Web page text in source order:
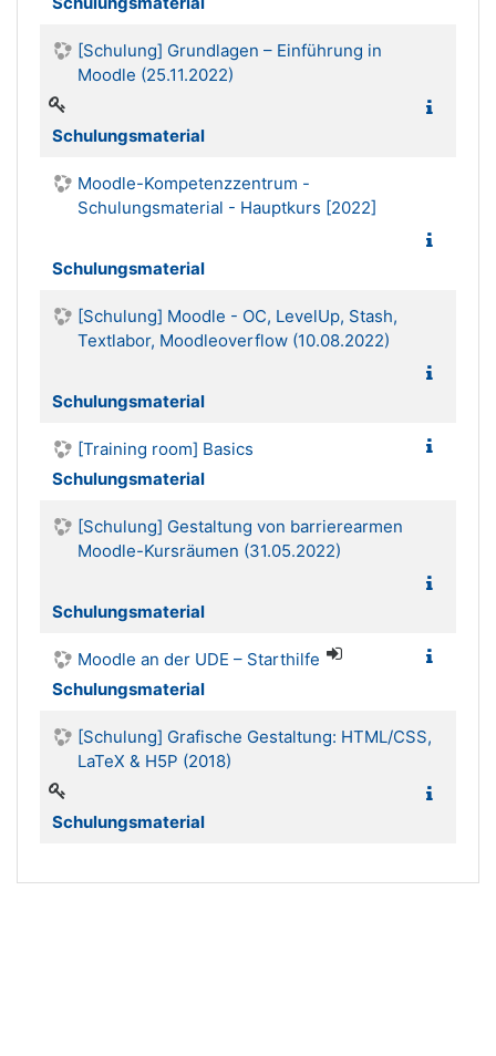
[Schulung] Grundlagen – Einführung in
Moodle (25.11.2022)
Schulungsmaterial
Moodle-Kompetenzzentrum -
Schulungsmaterial - Hauptkurs [2022]
Schulungsmaterial
[Schulung] Moodle - OC, LevelUp, Stash,
Textlabor, Moodleoverflow (10.08.2022)
Schulungsmaterial
[Training room] Basics
Schulungsmaterial
[Schulung] Gestaltung von barrierearmen
Moodle-Kursräumen (31.05.2022)
Schulungsmaterial
Moodle an der UDE – Starthilfe
Schulungsmaterial
[Schulung] Grafische Gestaltung: HTML/CSS,
LaTeX & H5P (2018)
Schulungsmaterial